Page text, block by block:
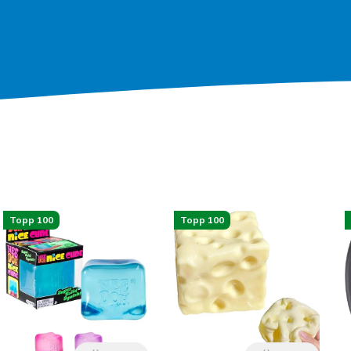
Topp 100 Topp 100